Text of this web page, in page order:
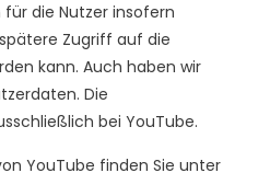
die Nutzer insofern
Zugriff auf die
kann. Auch haben wir
Die
bei YouTube.
YouTube finden Sie unter